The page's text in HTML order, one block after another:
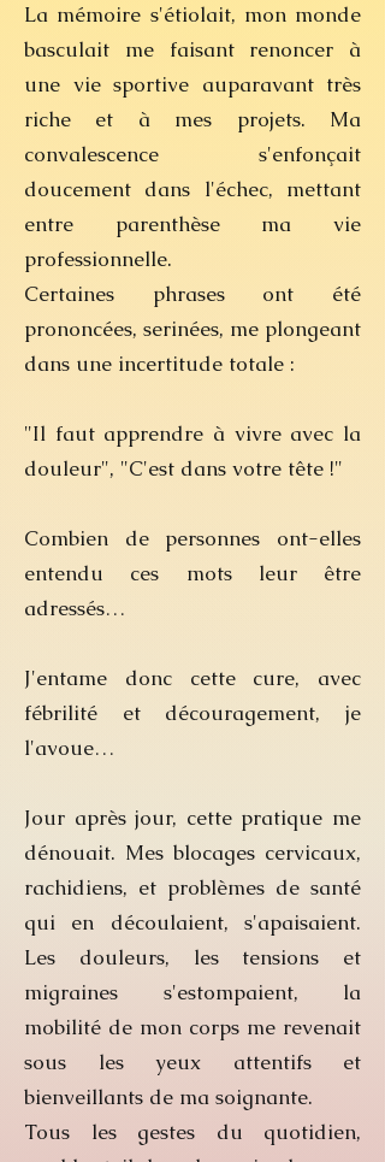
La mémoire s'étiolait, mon monde
basculait me faisant renoncer à
une vie sportive auparavant très
riche et à mes projets. Ma
convalescence s'enfonçait
doucement dans l'échec, mettant
entre parenthèse ma vie
professionnelle.
Certaines phrases ont été
prononcées, serinées, me plongeant
dans une incertitude totale :
"Il faut apprendre à vivre avec la
douleur", "C'est dans votre tête !"
Combien de personnes ont-elles
entendu ces mots leur être
adressés…
J'entame donc cette cure, avec
fébrilité et découragement, je
l'avoue…
Jour après jour, cette pratique me
dénouait. Mes blocages cervicaux,
rachidiens, et problèmes de santé
qui en découlaient, s'apaisaient.
Les douleurs, les tensions et
migraines s'estompaient, la
mobilité de mon corps me revenait
sous les yeux attentifs et
bienveillants de ma soignante.
Tous les gestes du quotidien,